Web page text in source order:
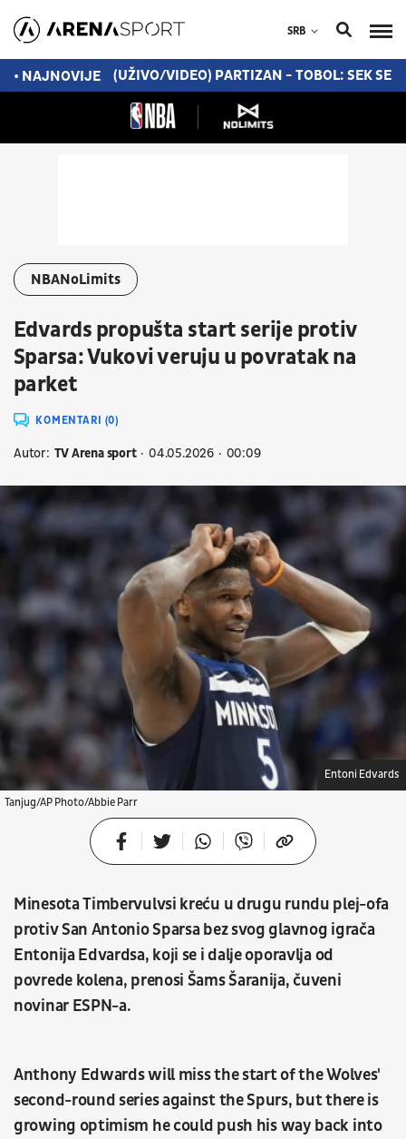
SRB
• NAJNOVIJE
EVRA (UŽIVO/VIDEO) PARTIZAN - TOBOL: SEK
NBANoLimits
Edvards propušta start serije protiv
Sparsa: Vukovi veruju u povratak na
parket
KOMENTARI (0)
Autor: TV Arena sport 04.05.2026 00:09
Tanjug/AP Photo/Abbie Parr
Entoni Edvards
Minesota Timbervulvsi kreću u drugu rundu plej-ofa
protiv San Antonio Sparsa bez svog glavnog igrača
Entonija Edvardsa, koji se i dalje oporavlja od
povrede kolena, prenosi Šams Šaranija, čuveni
novinar ESPN-a.
Anthony Edwards will miss the start of the Wolves'
second-round series against the Spurs, but there is
growing optimism he could push his way back into